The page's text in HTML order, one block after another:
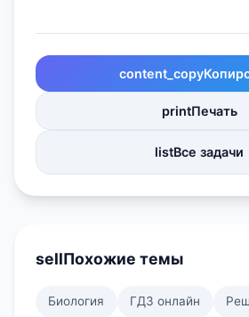
content_copy
printПечать
listВсе задачи
sellПохожие темы
Биология ГДЗ онлайн